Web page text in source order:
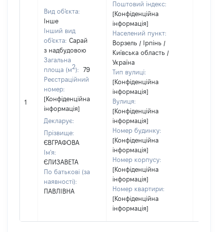
1
Вид об'єкта:
Інше
Інший вид
об'єкта: Сарай
з надбудовою
Загальна
площа (м2):
79
Реєстраційний
номер:
[Конфіденційна
інформація]
Декларує:
Прізвище:
ЄВГРАФОВА
Ім'я:
ЄЛИЗАВЕТА
По батькові (за
наявності):
ПАВЛІВНА
Поштовий індекс:
[Конфіденційна
інформація]
Населений пункт:
Ворзель / Ірпінь /
Київська область /
Україна
Тип вулиці:
[Конфіденційна
інформація]
Вулиця:
[Конфіденційна
інформація]
Номер будинку:
[Конфіденційна
інформація]
Номер корпусу:
[Конфіденційна
інформація]
Номер квартири:
[Конфіденційна
інформація]